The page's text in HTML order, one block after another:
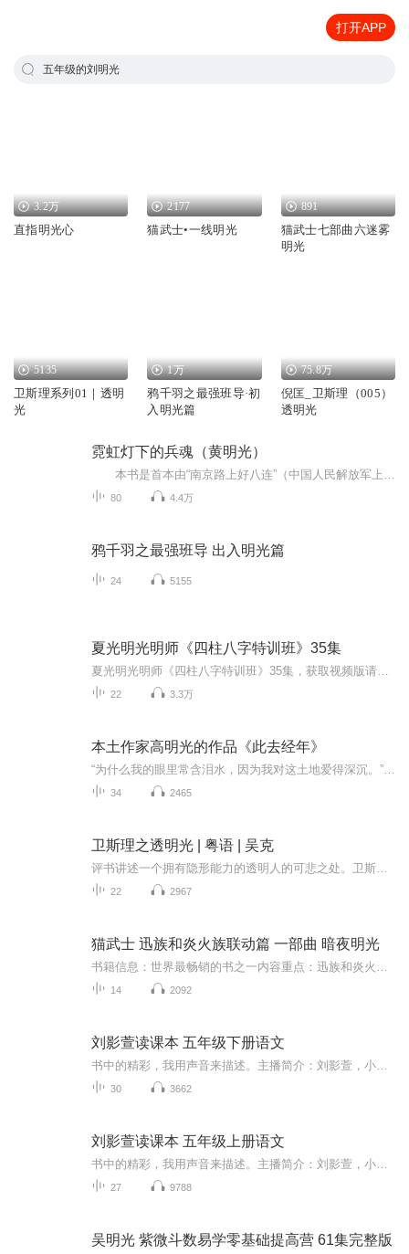
打开APP
五年级的刘明光
3.2万
直指明光心
2177
猫武士•一线明光
891
猫武士七部曲六迷雾
明光
5135
卫斯理系列01｜透明
光
1万
鸦千羽之最强班导·初
入明光篇
75.8万
倪匡_卫斯理（005）
透明光
霓虹灯下的兵魂（黄明光）
80 4.4万
鸦千羽之最强班导 出入明光篇
24 5155
夏光明光明师《四柱八字特训班》35集
22 3.3万
本土作家高明光的作品《此去经年》
34 2465
卫斯理之透明光 | 粤语 | 吴克
22 2967
猫武士 迅族和炎火族联动篇 一部曲 暗夜明光
14 2092
刘影萱读课本 五年级下册语文
30 3662
刘影萱读课本 五年级上册语文
27 9788
吴明光 紫微斗数易学零基础提高营 61集完整版